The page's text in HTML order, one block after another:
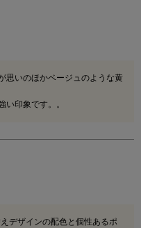
思いのほかベージュのような黄
い印象です。。
デザインの配色と個性あるポ